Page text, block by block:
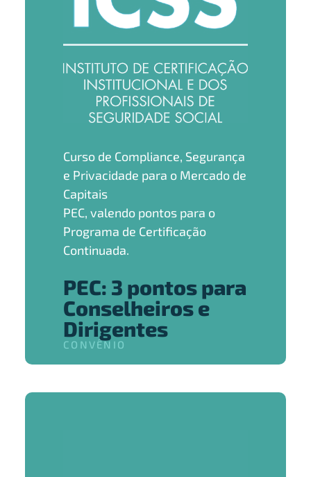
CONVÊNIO
PEC: 3 pontos para
Conselheiros e
Dirigentes
Curso de Compliance, Segurança
e Privacidade para o Mercado de
Capitais
PEC, valendo pontos para o
Programa de Certificação
Continuada.